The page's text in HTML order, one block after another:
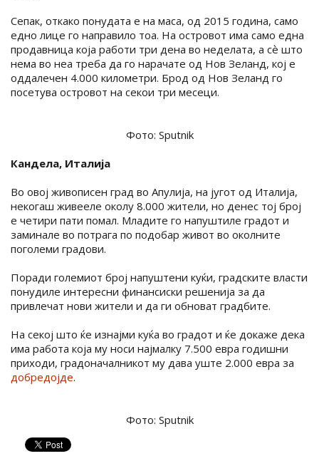
Сепак, откако понудата е на маса, од 2015 година, само
едно лице го направило тоа. На островот има само една
продавница која работи три дена во неделата, а сѐ што
нема во неа треба да го нарачате од Нов Зеланд, кој е
оддалечен 4.000 километри. Брод од Нов Зеланд го
посетува островот на секои три месеци.
Фото: Sputnik
Кандела, Италија
Во овој живописен град во Апулија, на југот од Италија,
некогаш живееле околу 8.000 жители, но денес тој број
е четири пати помал. Младите го напуштиле градот и
заминале во потрага по подобар живот во околните
поголеми градови.
Поради големиот број напуштени куќи, градските власти
понудиле интересни финансиски решенија за да
привлечат нови жители и да ги обноват градбите.
На секој што ќе изнајми куќа во градот и ќе докаже дека
има работа која му носи најмалку 7.500 евра годишни
приходи, градоначалникот му дава уште 2.000 евра за
добредојде.
Фото: Sputnik